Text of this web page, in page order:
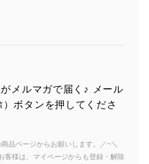
メルマガで届く♪ メール
ボタンを押してくださ
品ページからお願いします。／~＼
客様は、マイページからも登録・解除